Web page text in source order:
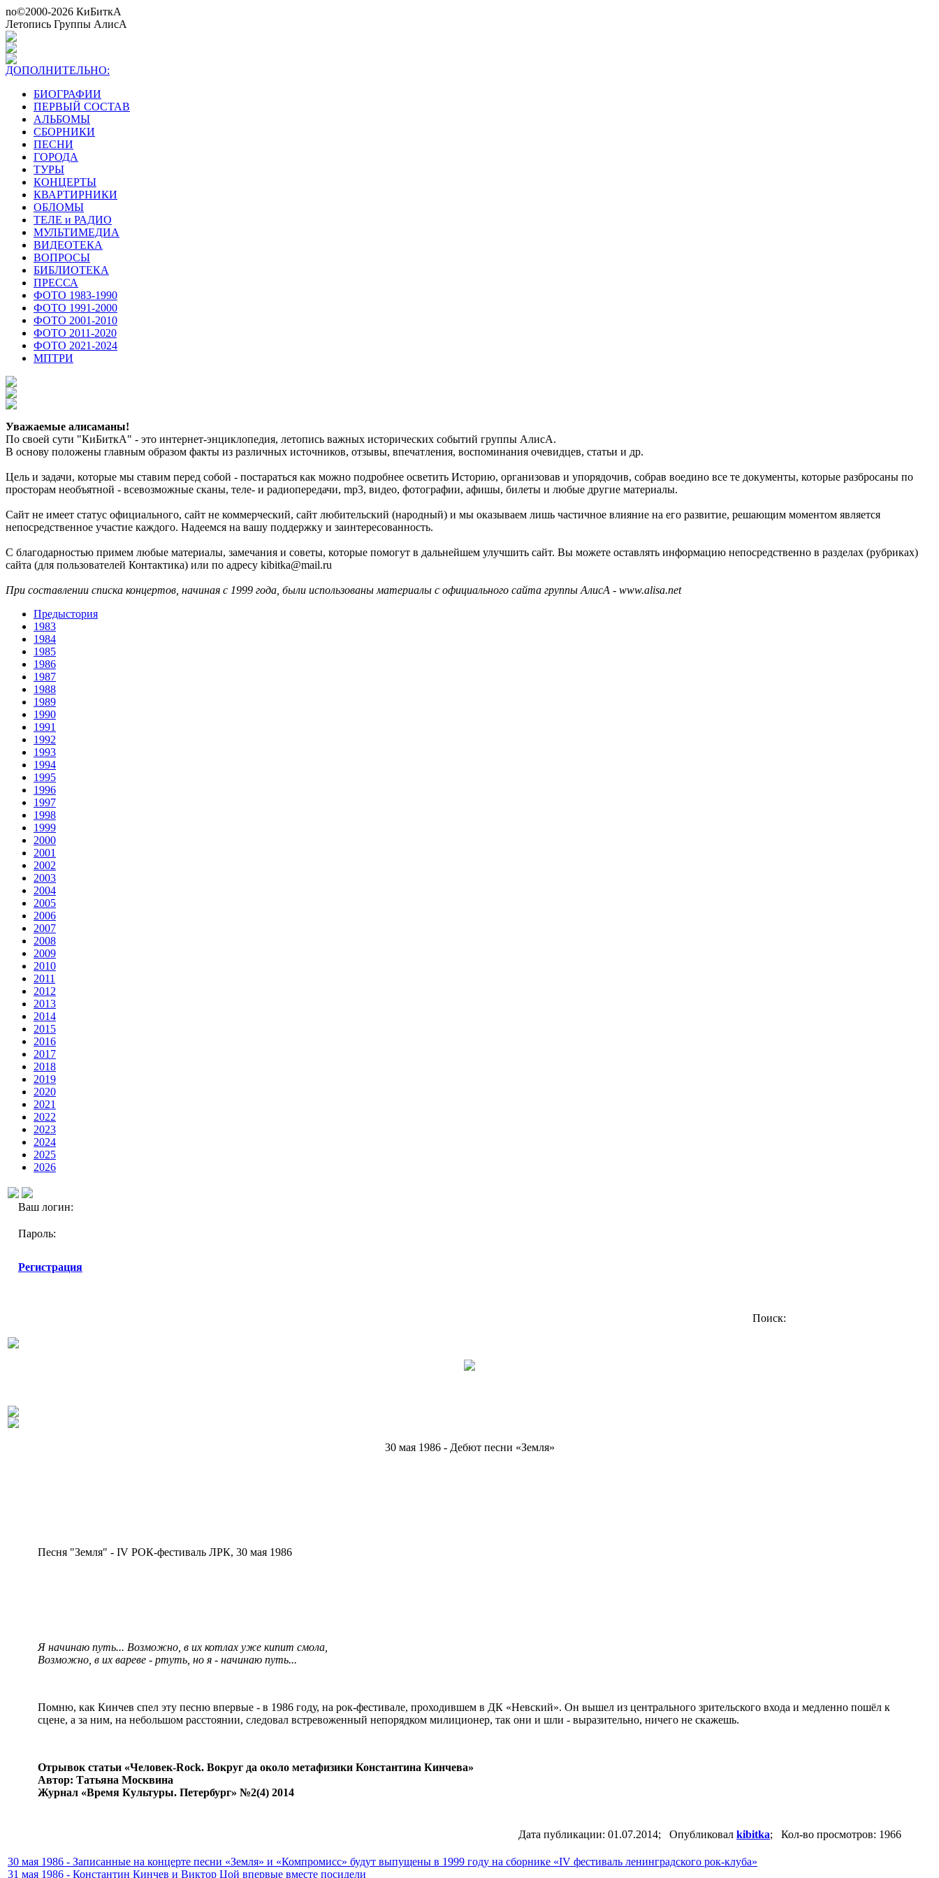
no©2000-2026 КиБиткА
Летопись Группы АлисА
ДОПОЛНИТЕЛЬНО:
БИОГРАФИИ
ПЕРВЫЙ СОСТАВ
АЛЬБОМЫ
СБОРНИКИ
ПЕСНИ
ГОРОДА
ТУРЫ
КОНЦЕРТЫ
КВАРТИРНИКИ
ОБЛОМЫ
ТЕЛЕ и РАДИО
МУЛЬТИМЕДИА
ВИДЕОТЕКА
ВОПРОСЫ
БИБЛИОТЕКА
ПРЕССА
ФОТО 1983-1990
ФОТО 1991-2000
ФОТО 2001-2010
ФОТО 2011-2020
ФОТО 2021-2024
МПТРИ
Уважаемые алисаманы!
По своей сути "КиБиткА" - это интернет-энциклопедия, летопись важных исторических событий группы АлисА.
В основу положены главным образом факты из различных источников, отзывы, впечатления, воспоминания очевидцев, статьи и др.
Цель и задачи, которые мы ставим перед собой - постараться как можно подробнее осветить Историю, организовав и упорядочив, собрав воедино все те документы, которые разбросаны по
просторам необъятной - всевозможные сканы, теле- и радиопередачи, mp3, видео, фотографии, афишы, билеты и любые другие материалы.
Сайт не имеет статус официального, сайт не коммерческий, сайт любительский (народный) и мы оказываем лишь частичное влияние на его развитие, решающим моментом является
непосредственное участие каждого. Надеемся на вашу поддержку и заинтересованность.
С благодарностью примем любые материалы, замечания и советы, которые помогут в дальнейшем улучшить сайт. Вы можете оставлять информацию непосредственно в разделах (рубриках)
сайта (для пользователей Контактика) или по адресу kibitka@mail.ru
При составлении списка концертов, начиная с 1999 года, были использованы материалы с официального сайта группы АлисА - www.alisa.net
Предыстория
1983
1984
1985
1986
1987
1988
1989
1990
1991
1992
1993
1994
1995
1996
1997
1998
1999
2000
2001
2002
2003
2004
2005
2006
2007
2008
2009
2010
2011
2012
2013
2014
2015
2016
2017
2018
2019
2020
2021
2022
2023
2024
2025
2026
Ваш логин:
Пароль:
Регистрация
Поиск:
30 мая 1986 - Дебют песни «Земля»
Песня "Земля" - IV РОК-фестиваль ЛРК, 30 мая 1986
Я начинаю путь... Возможно, в их котлах уже кипит смола,
Возможно, в их вареве - ртуть, но я - начинаю путь...
Помню, как Кинчев спел эту песню впервые - в 1986 году, на рок-фестивале, проходившем в ДК «Невский». Он вышел из центрального зрительского входа и медленно пошёл к
сцене, а за ним, на небольшом расстоянии, следовал встревоженный непорядком милиционер, так они и шли - выразительно, ничего не скажешь.
Отрывок статьи «Человек-Rock. Вокруг да около метафизики Константина Кинчева»
Автор: Татьяна Москвина
Журнал «Время Культуры. Петербург» №2(4) 2014
Дата публикации: 01.07.2014; Опубликовал kibitka; Кол-во просмотров: 1966
30 мая 1986 - Записанные на концерте песни «Земля» и «Компромисс» будут выпущены в 1999 году на сборнике «IV фестиваль ленинградского рок-клуба»
31 мая 1986 - Константин Кинчев и Виктор Цой впервые вместе посидели